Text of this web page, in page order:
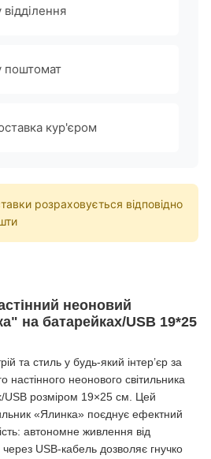
поштомат
кур'єром
розраховується відповідно
неоновий
на батарейках/USB 19*25
та стиль у будь-який інтер’єр за
неонового світильника
USB розміром 19×25 см. Цей
«Ялинка» поєднує ефектний
автономне живлення від
USB-кабель дозволяє гнучко